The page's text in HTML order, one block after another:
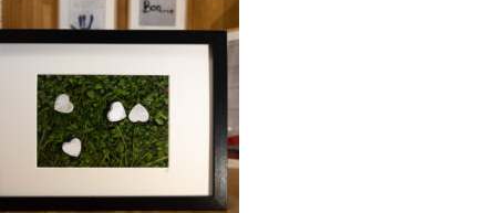
Ajouter
à la
wishlist